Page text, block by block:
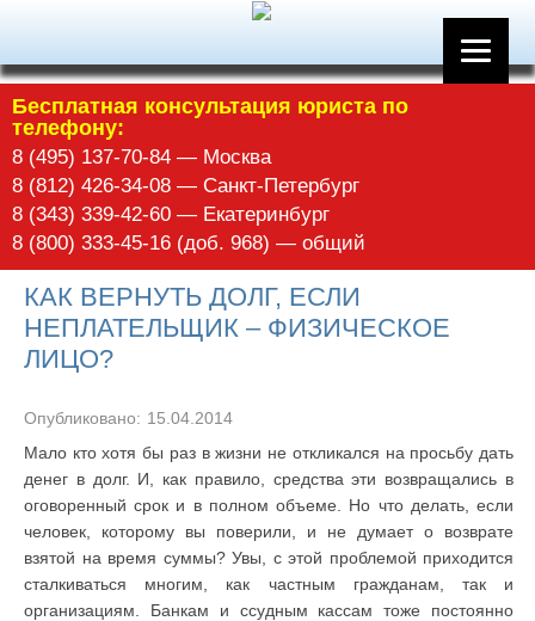
Бесплатная консультация юриста по
телефону:
8 (495) 137-70-84 — Москва
8 (812) 426-34-08 — Санкт-Петербург
8 (343) 339-42-60 — Екатеринбург
8 (800) 333-45-16 (доб. 968) — общий
КАК ВЕРНУТЬ ДОЛГ, ЕСЛИ
НЕПЛАТЕЛЬЩИК – ФИЗИЧЕСКОЕ
ЛИЦО?
Опубликовано: 15.04.2014
Мало кто хотя бы раз в жизни не откликался на просьбу дать
денег в долг. И, как правило, средства эти возвращались в
оговоренный срок и в полном объеме. Но что делать, если
человек, которому вы поверили, и не думает о возврате
взятой на время суммы? Увы, с этой проблемой приходится
сталкиваться многим, как частным гражданам, так и
организациям. Банкам и ссудным кассам тоже постоянно